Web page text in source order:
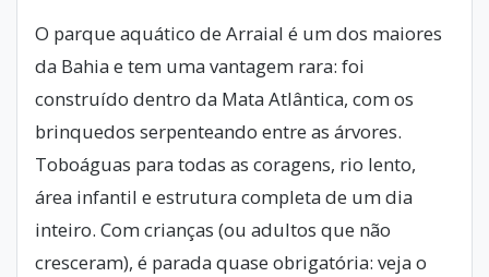
O parque aquático de Arraial é um dos maiores
da Bahia e tem uma vantagem rara: foi
construído dentro da Mata Atlântica, com os
brinquedos serpenteando entre as árvores.
Toboáguas para todas as coragens, rio lento,
área infantil e estrutura completa de um dia
inteiro. Com crianças (ou adultos que não
cresceram), é parada quase obrigatória: veja o